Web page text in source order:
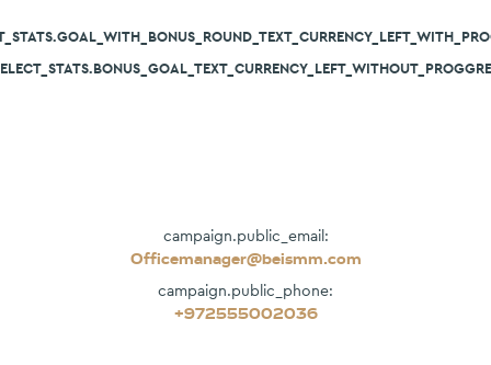
campaign.public_email:
Officemanager@beismm.com
campaign.public_phone:
+972555002036